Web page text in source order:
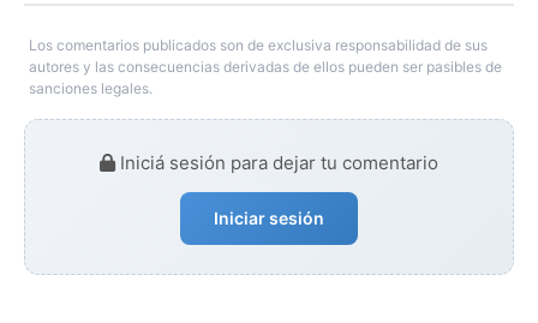
Los comentarios publicados son de exclusiva responsabilidad de sus
autores y las consecuencias derivadas de ellos pueden ser pasibles de
sanciones legales.
Iniciá sesión para dejar tu comentario
Iniciar sesión